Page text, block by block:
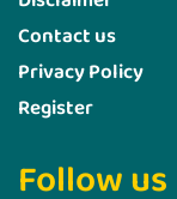
Contact us
Privacy Policy
Register
Follow us